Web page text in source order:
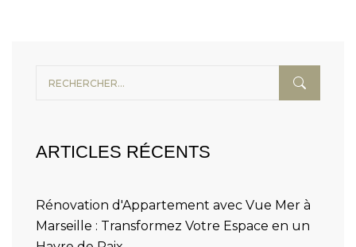
ARTICLES RÉCENTS
Rénovation d'Appartement avec Vue Mer à
Marseille : Transformez Votre Espace en un